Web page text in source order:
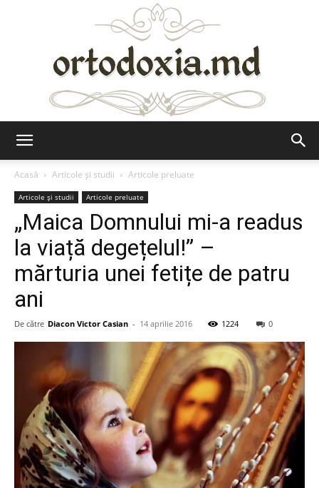
Acasă
Articole şi studii Articole preluate
Articole şi studii Articole preluate
„Maica Domnului mi-a readus
la viață degețelul!” –
mărturia unei fetițe de patru
ani
De către Diacon Victor Casian - 14 aprilie 2016 1224 0